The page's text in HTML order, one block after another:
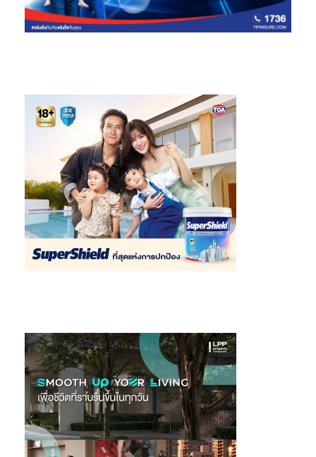
ด้านเทคโนโลยีไปอย่างไร เรื่องที่ 2 คือ เป็นการนำเสนอบริการเสริมที่
ได้มาจากการทำวิจัยจากลูกค้าชื่นชอบ คือ Driving Home และ Home
Of Home, Online และ KOL” นางสาวอรนาฎกล่าวในที่สุด
กรุงเทพประกันชีวิตคาดหวังว่า แคมเปญใส่ใจนี้จะเป็นแรงกระเพื่อมให้
สังคมได้หันกลับมาคิด และเลือกที่จะสร้างความสุขให้ตนเองและคน
รอบตัว เมื่อทุกครอบครัวเห็นคุณค่าของการใส่ใจซึ่งกันและกัน ก็จะส่ง
ผลกับระดับสังคมไม่มากก็น้อย ขณะเดียวกัน ในส่วนของกรุงเทพ
ประกันชีวิต ยังคงเดินหน้าสร้างสรรค์สิ่งดีๆอีกมากเพื่อส่งมอบให้กับ
ลูกค้าด้วยความตั้งใจ เพื่อให้แบรนด์กรุงเทพประกันชีวิตอยู่ในใจผู้
บริโภค และ ก้าวสู่การเป็น The Most Caring Insurance Brand ได้
ในที่สุด